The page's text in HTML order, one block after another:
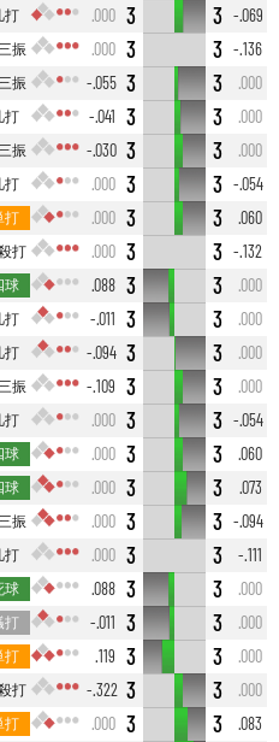
打 .000 3 3 -.069
振 .000 3 3 -.136
振 -.055 3 3
.000
打 -.041 3 3
.000
振 -.030 3 3
.000
打 .000 3 3 -.054
打 .000 3 3
.060
打 .000 3 3 -.132
球 .088 3 3
.000
打 -.011 3 3
.000
打 -.094 3 3
.000
振 -.109 3 3
.000
打 .000 3 3 -.054
球 .000 3 3
.060
球 .000 3 3
.073
振 .000 3 3 -.094
打 .000 3 3
-.111
球 .088 3 3
.000
打 -.011 3 3
.000
打 .119 3 3
.000
打 -.322 3 3
.000
打 .000 3 3
.083